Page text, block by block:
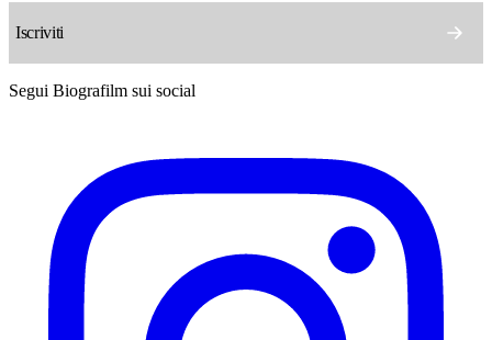
Segui Biografilm sui social